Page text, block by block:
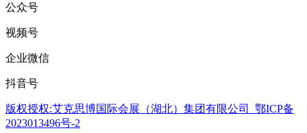
公众号
视频号
企业微信
抖音号
版权授权:艾克思博国际会展（湖北）集团有限公司 鄂ICP备
2023013496号-2